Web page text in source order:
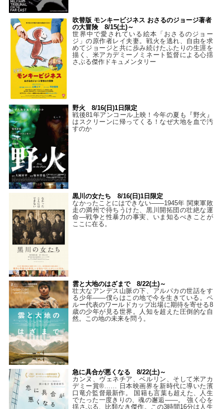
吹替版 モンキービジネス おさるのジョージ著者
の大冒険 8/15(土)～
世界中で愛されている絵本「おさるのジョー
ジ」の原作者レイ夫妻。戦火を逃れ、自由を求
めてジョージと共に歩み続けたふたりの生涯を
描く、米アカデミーノミネート監督による心揺
さぶる傑作ドキュメンタリー
野火 8/16(日)1日限定
戦後81年アンコール上映！今年の夏も『野火』
はスクリーンに帰ってくる！なぜ大地を血で汚
すのか
黒川の女たち 8/16(日)1日限定
なかったことにはできない——1945年 関東軍敗
走の満州で待ちうけた、黒川開拓団の壮絶な運
命―戦争と性暴力の事実、いま知るべきことが
ここに在る。
雲と大地のはざまで 8/22(土)～
壮大なアンデス山脈の下、アルパカの世話をす
る少年――僕らはこの地で今を生きている。ペ
ルー代表のワールドカップ出場に期待を寄せる8
歳の少年が見る世界。人知を超えた圧倒的な自
然。この地の未来を問う。
急に具合が悪くなる 8/22(土)～
カンヌ、ヴェネチア、ベルリン、そして米アカ
デミー賞®…… 日本映画界を新時代に導いた濱
口竜介監督最新作。 国籍も言葉も超えた、人生
でたった一度きりの、魂の邂逅――。 強く心を
揺さぶる、比類なき傑作。この3時間16分は人生